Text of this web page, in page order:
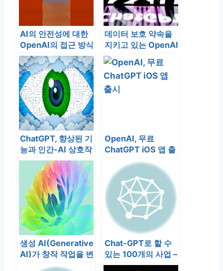
AI의 안전성에 대한
OpenAI의 접근 방식
데이터 보호 약속을
지키고 있는 OpenAI
ChatGPT, 향상된 기
능과 인간-AI 상호작
용을 위한 새로운 플
러그인 출시
OpenAI, 무료
ChatGPT iOS 앱 출
생성 AI(Generative
AI)가 창작 작업을 변
화시키는 방법
Chat-GPT로 할 수
있는 100개의 사업 –
언어 작업 도우미